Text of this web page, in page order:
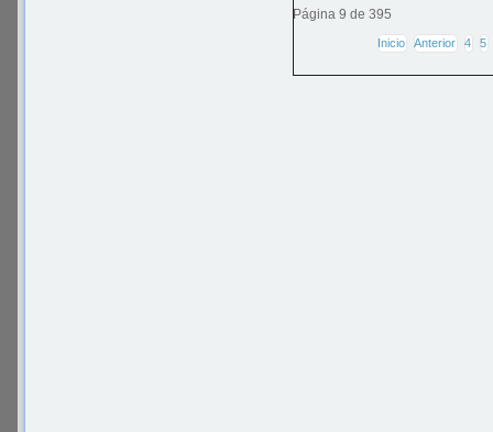
Página 9 de 395
Inicio Anterior 4 5